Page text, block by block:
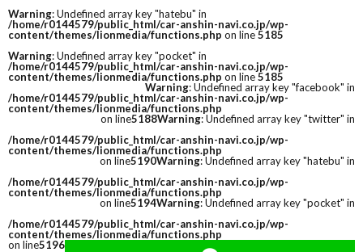
Warning: Undefined array key "hatebu" in
/home/r0144579/public_html/car-anshin-navi.co.jp/wp-
content/themes/lionmedia/functions.php on line5185
Warning: Undefined array key "pocket" in
/home/r0144579/public_html/car-anshin-navi.co.jp/wp-
content/themes/lionmedia/functions.php on line5185
Warning: Undefined array key "facebook" in
/home/r0144579/public_html/car-anshin-navi.co.jp/wp-
content/themes/lionmedia/functions.php
on line5188Warning: Undefined array key "twitter" in
/home/r0144579/public_html/car-anshin-navi.co.jp/wp-
content/themes/lionmedia/functions.php
on line5190Warning: Undefined array key "hatebu" in
/home/r0144579/public_html/car-anshin-navi.co.jp/wp-
content/themes/lionmedia/functions.php
on line5194Warning: Undefined array key "pocket" in
/home/r0144579/public_html/car-anshin-navi.co.jp/wp-
content/themes/lionmedia/functions.php
on line5196